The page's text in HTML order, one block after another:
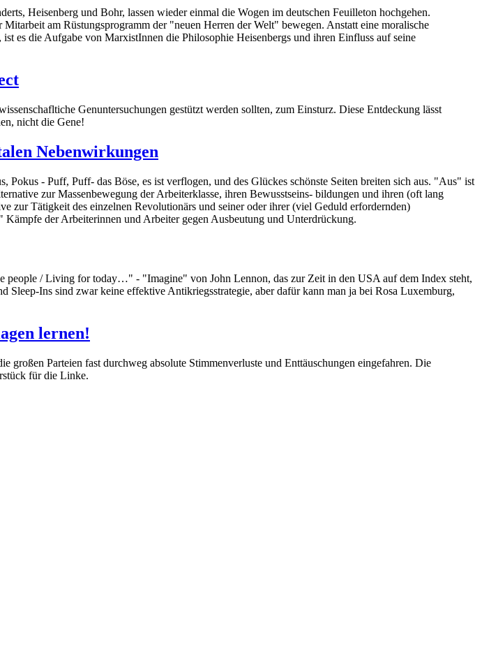
Heisenberg und Bohr, lassen wieder einmal die Wogen im deutschen Feuilleton hochgehen.
am Rüstungsprogramm der "neuen Herren der Welt" bewegen. Anstatt eine moralische
es die Aufgabe von MarxistInnen die Philosophie Heisenbergs und ihren Einfluss auf seine
Genuntersuchungen gestützt werden sollten, zum Einsturz. Diese Entdeckung lässt
nicht die Gene!
Nebenwirkungen
- Puff, Puff- das Böse, es ist verflogen, und des Glückes schönste Seiten breiten sich aus. "Aus" ist
zur Massenbewegung der Arbeiterklasse, ihren Bewusstseins- bildungen und ihren (oft lang
zur Tätigkeit des einzelnen Revolutionärs und seiner oder ihrer (viel Geduld erfordernden)
der Arbeiterinnen und Arbeiter gegen Ausbeutung und Unterdrückung.
people / Living for today…" - "Imagine" von John Lennon, das zur Zeit in den USA auf dem Index steht,
Ins sind zwar keine effektive Antikriegsstrategie, aber dafür kann man ja bei Rosa Luxemburg,
lernen!
Parteien fast durchweg absolute Stimmenverluste und Enttäuschungen eingefahren. Die
für die Linke.